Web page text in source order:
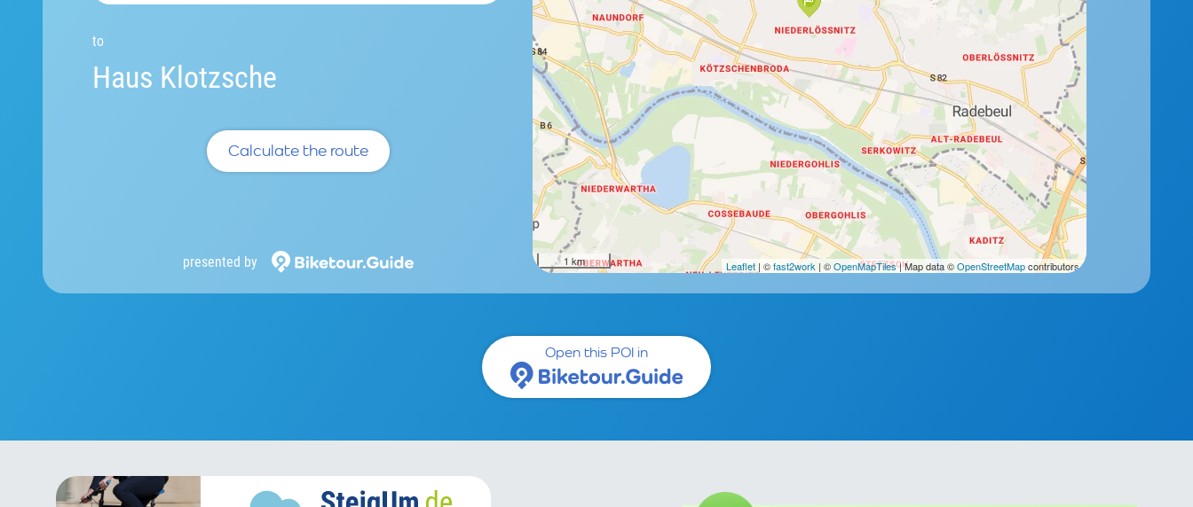
to
Haus Klotzsche
Calculate the route
presented by 1 km Leaflet | ©fast2work | ©OpenMapTiles| Map data ©OpenStreetMapcontributors.
Open this POI in